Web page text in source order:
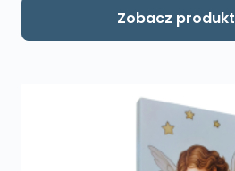
Zobacz produkt